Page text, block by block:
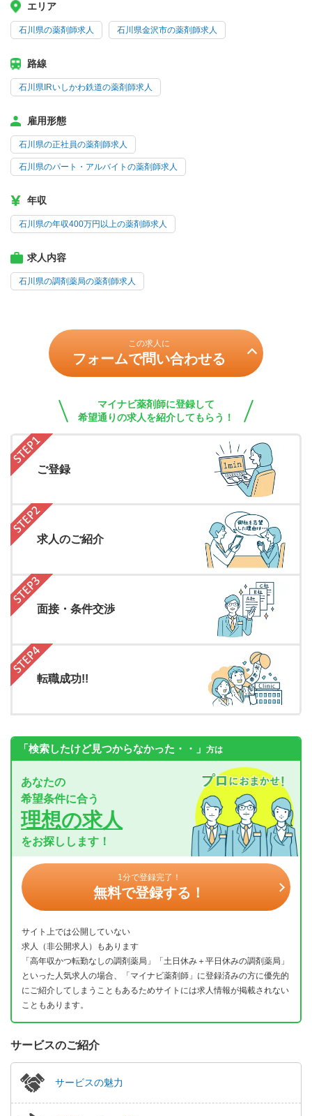
エリア
石川県の薬剤師求人 石川県金沢市の薬剤師求人
路線
石川県IRいしかわ鉄道の薬剤師求人
雇用形態
石川県の正社員の薬剤師求人
石川県のパート・アルバイトの薬剤師求人
年収
石川県の年収400万円以上の薬剤師求人
求人内容
石川県の調剤薬局の薬剤師求人
この求人に
フォームで問い合わせる
マイナビ薬剤師に登録して
希望通りの求人を紹介してもらう！
ご登録
求人のご紹介
面接・条件交渉
転職成功!!
「検索したけど見つからなかった・・」 方は
あなたの
希望条件に合う
理想の求人
をお探しします！
1分で登録完了！
無料で登録する！
サイト上では公開していない
求人（非公開求人）もあります
「高年収かつ転勤なしの調剤薬局」「土日休み＋平日休みの調剤薬局」
といった人気求人の場合、「マイナビ薬剤師」に登録済みの方に優先的
にご紹介してしまうこともあるためサイトには求人情報が掲載されない
こともあります。
サービスのご紹介
サービスの魅力